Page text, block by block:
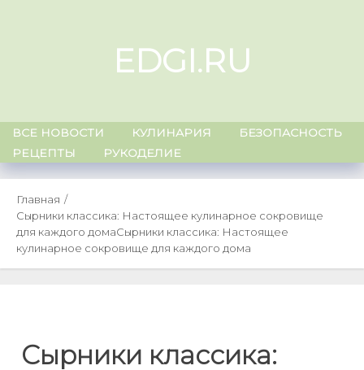
EDGI.RU
ВСЕ НОВОСТИ КУЛИНАРИЯ
БЕЗОПАСНОСТЬ
РЕЦЕПТЫ
РУКОДЕЛИЕ
Главная
Сырники классика: Настоящее кулинарное сокровище
для каждого домаСырники классика: Настоящее
кулинарное сокровище для каждого дома
Сырники классика: